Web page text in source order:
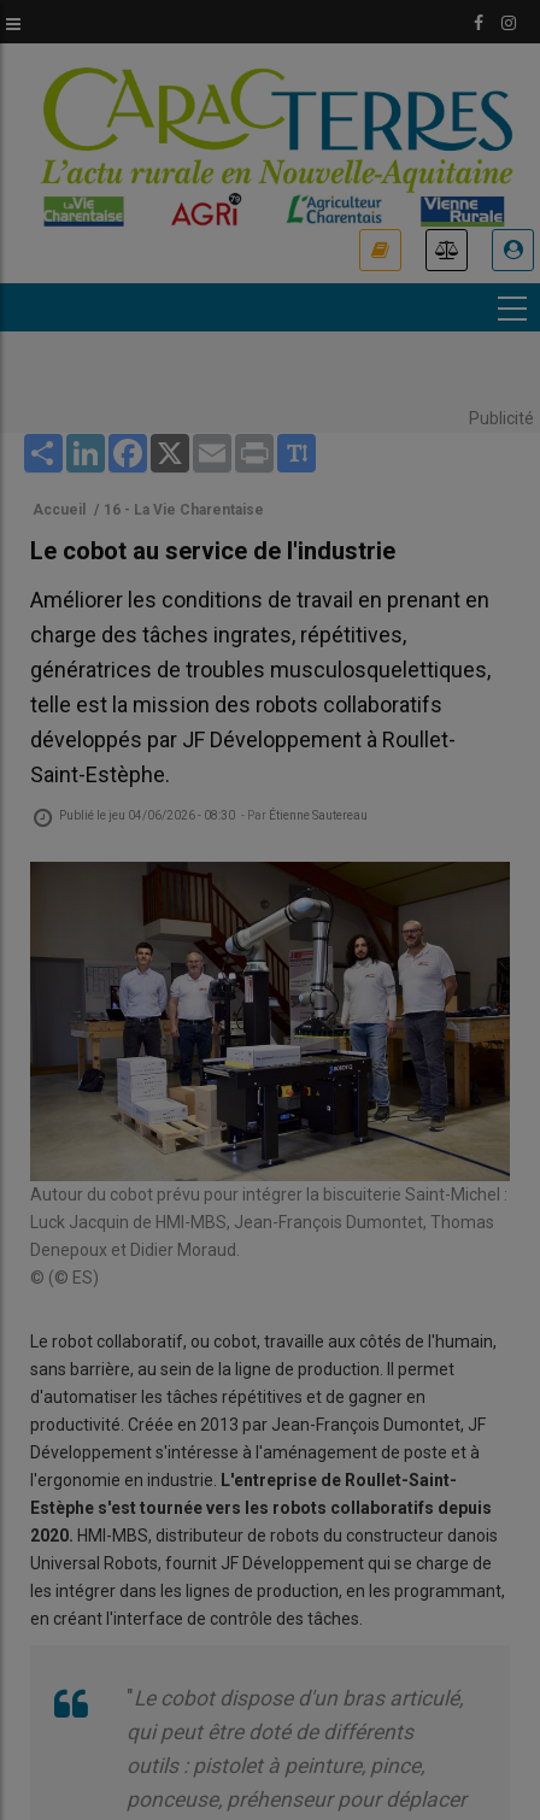
au
principal
Publicité
Share LinkedInFacebook
X Email Print
Accueil / 16 - La Vie Charentaise
Le cobot au service de l'industrie
Améliorer les conditions de travail en prenant en
charge des tâches ingrates, répétitives,
génératrices de troubles musculosquelettiques,
telle est la mission des robots collaboratifs
développés par JF Développement à Roullet-
Saint-Estèphe.
Publié le jeu 04/06/2026 - 08:30 - Par Étienne Sautereau
Autour du cobot prévu pour intégrer la biscuiterie Saint-Michel :
Luck Jacquin de HMI-MBS, Jean-François Dumontet, Thomas
Denepoux et Didier Moraud.
© (© ES)
Le robot collaboratif, ou cobot, travaille aux côtés de l'humain,
sans barrière, au sein de la ligne de production. Il permet
d'automatiser les tâches répétitives et de gagner en
productivité. Créée en 2013 par Jean-François Dumontet, JF
Développement s'intéresse à l'aménagement de poste et à
l'ergonomie en industrie.
L'entreprise de Roullet-Saint-
Estèphe s'est tournée vers les robots collaboratifs depuis
2020. HMI-MBS, distributeur de robots du constructeur danois
Universal Robots, fournit JF Développement qui se charge de
les intégrer dans les lignes de production, en les programmant,
en créant l'interface de contrôle des tâches.
"Le cobot dispose d'un bras articulé,
qui peut être doté de différents
outils : pistolet à peinture, pince,
ponceuse, préhenseur pour déplacer